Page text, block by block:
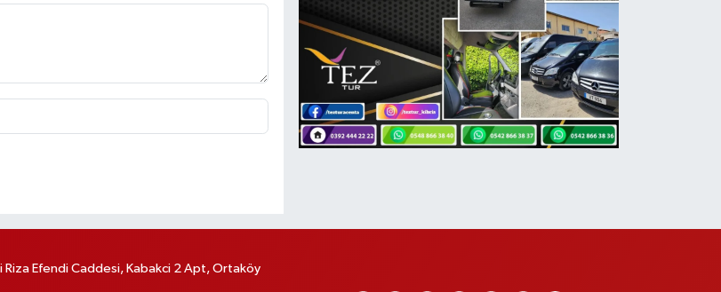
Riza Efendi Caddesi, Kabakci 2 Apt, Ortaköy